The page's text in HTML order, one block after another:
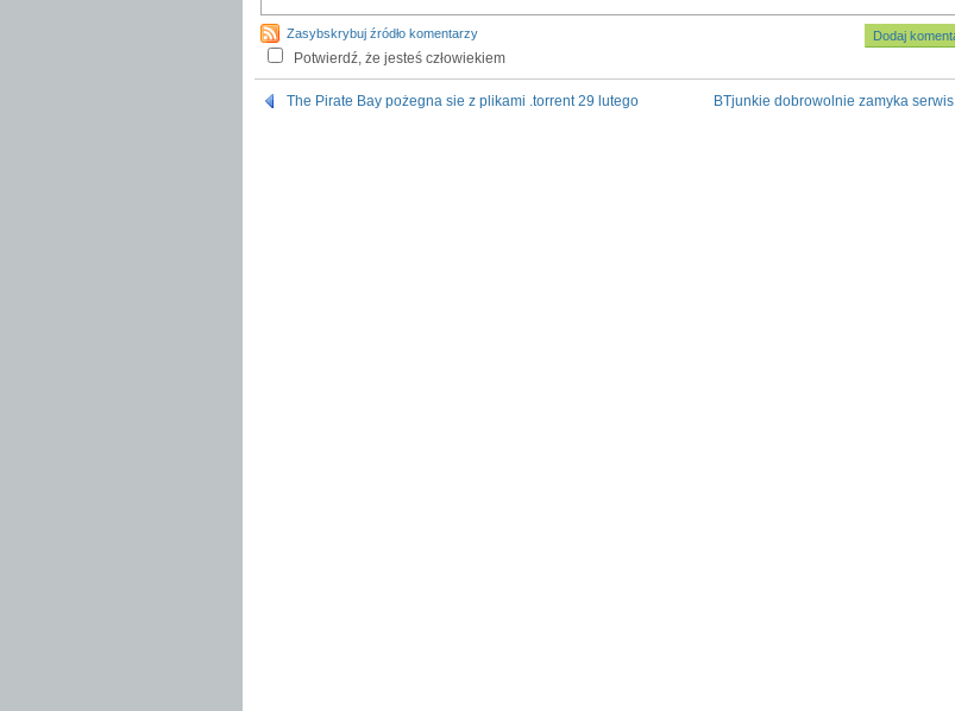
Zasybskrybuj źródło komentarzy
Potwierdź, że jesteś człowiekiem
The Pirate Bay pożegna sie z plikami .torrent 29 lutego BTjunkie dobrowolnie zamyka serwis